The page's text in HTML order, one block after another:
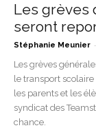
Les grèves
seront
Stéphanie Meunier -
Les grèves
le transport
les parents et les
syndicat des
chance.